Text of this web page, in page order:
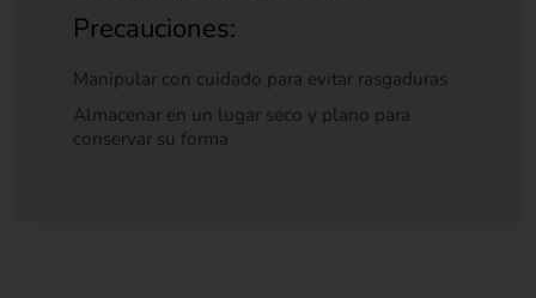
Precauciones:
Manipular con cuidado para evitar rasgaduras
Almacenar en un lugar seco y plano para
conservar su forma